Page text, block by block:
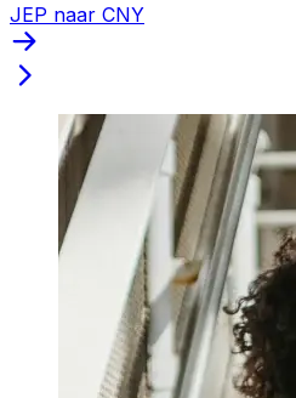
JEP naar CNY